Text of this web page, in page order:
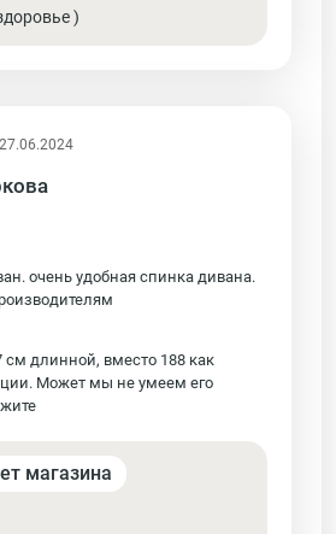
)
27.06.2024
очень удобная спинка дивана.
см длинной, вместо 188 как
Может мы не умеем его
магазина